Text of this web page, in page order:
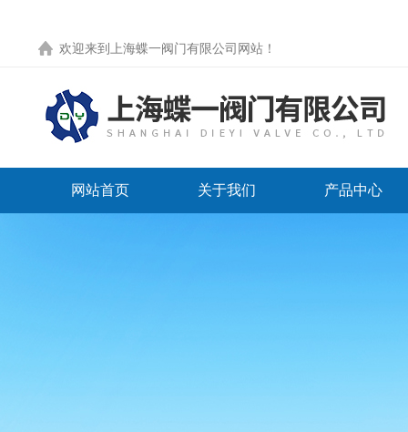
欢迎来到 上海蝶一阀门有限公司网站 ！
网站首页 关于我们 产品中心